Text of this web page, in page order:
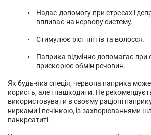
Надає допомогу при стресах і
впливає на нервову систему.
Стимулює ріст нігтів та волосся.
Паприка відмінно допомагає при
прискорює обмін речовин.
Як будь-яка спеція, червона паприка може
користь, але і нашкодити. Не
використовувати в своєму раціоні
нирками і печінкою, із захворюваннями
панкреатиті.